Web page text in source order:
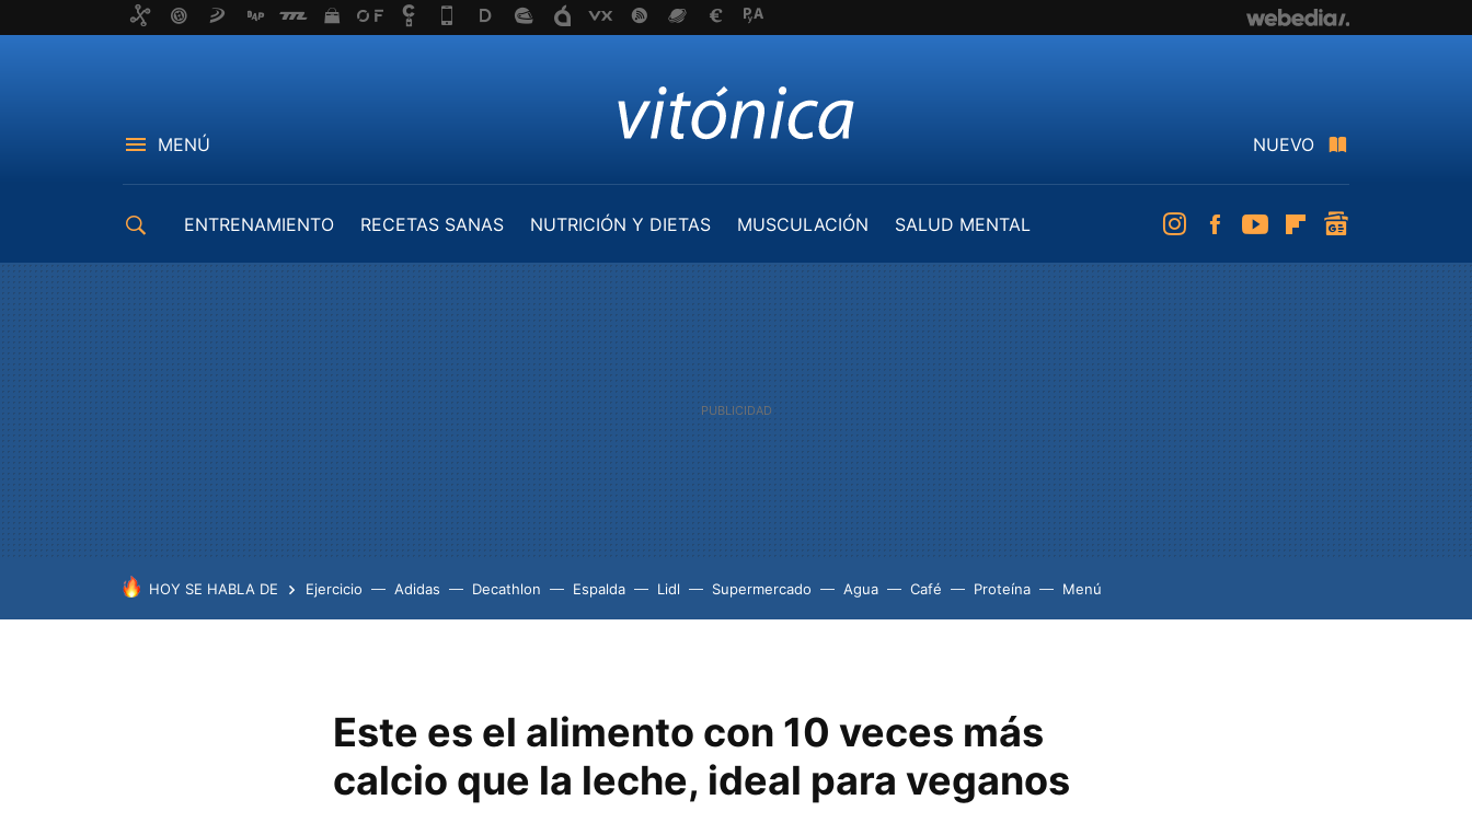
MENÚ NUEVO
ENTRENAMIENTO RECETAS SANAS NUTRICIÓN Y DIETAS MUSCULACIÓN
SALUD MENTAL
InstagramFacebookYoutubeFlipboard
HOY SE HABLA DE Ejercicio Adidas Decathlon Espalda Lidl Supermercado Agua Café Proteína Menú
Este es el alimento con 10 veces más
calcio que la leche, ideal para veganos